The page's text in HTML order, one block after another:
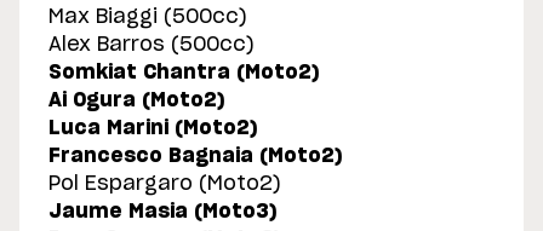
Max Biaggi (500cc)
Alex Barros (500cc)
Somkiat Chantra (Moto2)
Ai Ogura (Moto2)
Luca Marini (Moto2)
Francesco Bagnaia (Moto2)
Pol Espargaro (Moto2)
Jaume Masia (Moto3)